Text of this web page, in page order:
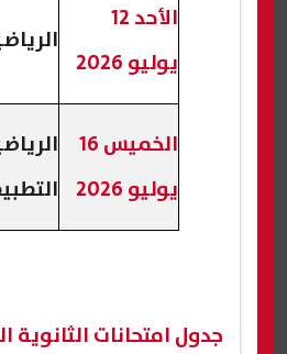
الأحد 12
يوليو 2026
الخميس 16
يوليو 2026